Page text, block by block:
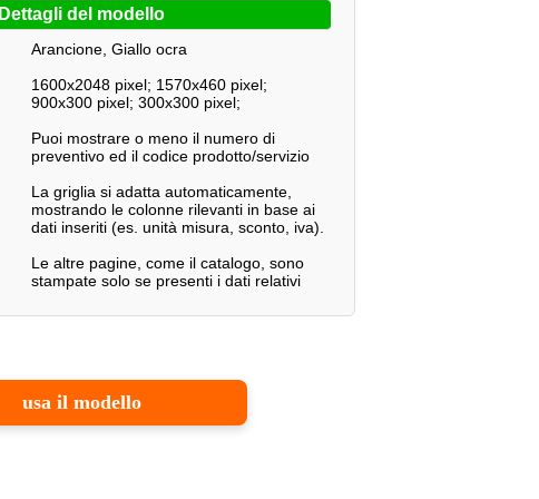
Dettagli del modello
Arancione, Giallo ocra
1600x2048 pixel; 1570x460 pixel;
900x300 pixel; 300x300 pixel;
Puoi mostrare o meno il numero di
preventivo ed il codice prodotto/servizio
La griglia si adatta automaticamente,
mostrando le colonne rilevanti in base ai
dati inseriti (es. unità misura, sconto, iva).
Le altre pagine, come il catalogo, sono
stampate solo se presenti i dati relativi
usa il modello